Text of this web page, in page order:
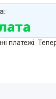
платежі.